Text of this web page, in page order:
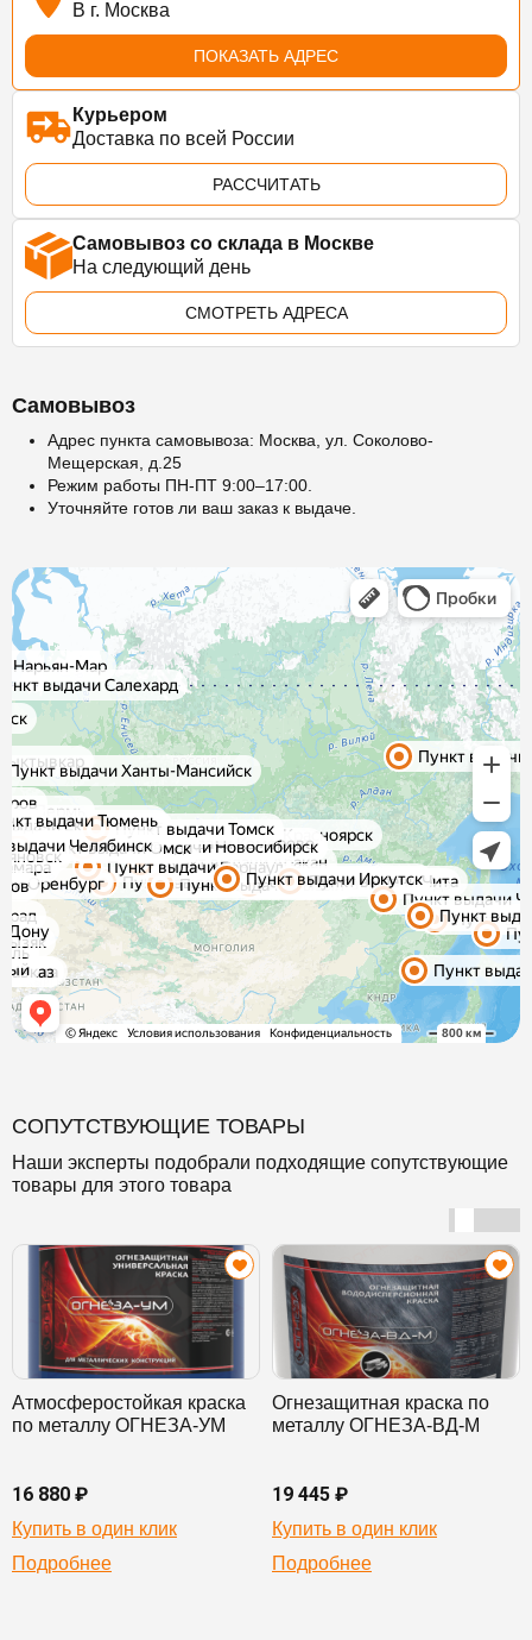
В г. Москва
ПОКАЗАТЬ АДРЕС
Курьером
Доставка по всей России
РАССЧИТАТЬ
Самовывоз со склада в Москве
На следующий день
СМОТРЕТЬ АДРЕСА
Самовывоз
Адрес пункта самовывоза: Москва, ул. Соколово-
Мещерская, д.25
Режим работы ПН-ПТ 9:00–17:00.
Уточняйте готов ли ваш заказ к выдаче.
СОПУТСТВУЮЩИЕ ТОВАРЫ
Наши эксперты подобрали подходящие сопутствующие
товары для этого товара
Атмосферостойкая краска
по металлу ОГНЕЗА-УМ
16 880 ₽
Купить в один клик
Подробнее
Огнезащитная краска по
металлу ОГНЕЗА-ВД-М
19 445 ₽
Купить в один клик
Подробнее